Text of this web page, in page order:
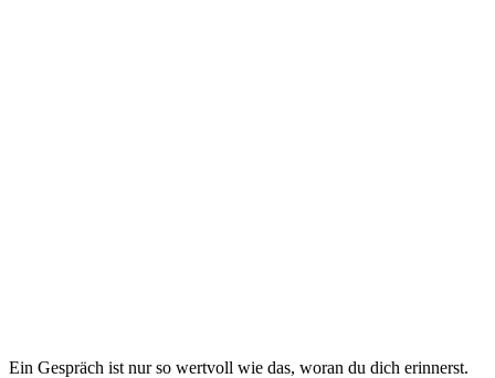
Ein Gespräch ist nur so wertvoll wie das, woran du dich erinnerst.